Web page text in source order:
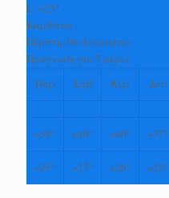
L: +25°
Καρδίτσα
Πέμπτη, 06 Αύγουστος
Πρόγνωση για 7 μέρες
Παρ
Σαβ Κυρ Δευ
+39° +40° +40° +37°
+25° +27° +26° +25°